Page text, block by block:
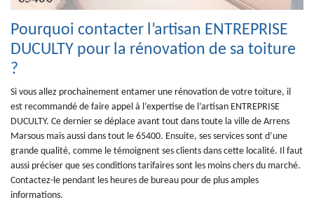
Pourquoi contacter l’artisan ENTREPRISE
DUCULTY pour la rénovation de sa toiture
?
Si vous allez prochainement entamer une rénovation de votre toiture, il
est recommandé de faire appel à l’expertise de l’artisan ENTREPRISE
DUCULTY. Ce dernier se déplace avant tout dans toute la ville de Arrens
Marsous mais aussi dans tout le 65400. Ensuite, ses services sont d’une
grande qualité, comme le témoignent ses clients dans cette localité. Il faut
aussi préciser que ses conditions tarifaires sont les moins chers du marché.
Contactez-le pendant les heures de bureau pour de plus amples
informations.